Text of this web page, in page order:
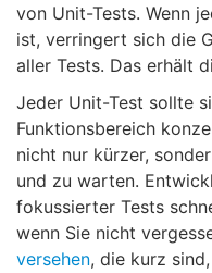
von Unit-Tests. Wenn
ist, verringert sich die
aller Tests. Das erhält
Jeder Unit-Test sollte
Funktionsbereich
nicht nur kürzer,
und zu warten.
fokussierter Tests
wenn Sie nicht
versehen, die kurz